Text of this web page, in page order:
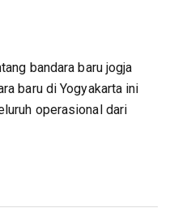
bandara baru jogja
baru di Yogyakarta ini
operasional dari